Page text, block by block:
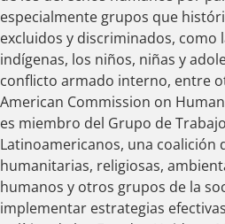
especialmente grupos que
excluidos y discriminados, como
indígenas, los niños, niñas y
conflicto armado interno, entre
American Commission on
es miembro del Grupo de
Latinoamericanos, una coalición
humanitarias, religiosas,
humanos y otros grupos de la
implementar estrategias